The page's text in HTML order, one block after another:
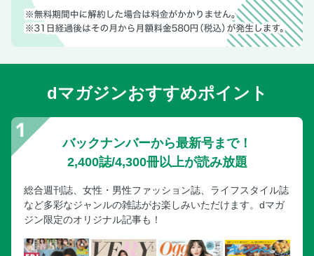
dマガジンおすすめポイント
バックナンバーから最新号まで！
2,400誌/4,300冊以上が読み放題
総合週刊誌、女性・男性ファッション誌、ライフスタイル誌
など多彩なジャンルの雑誌がお楽しみいただけます。dマガ
ジン限定のオリジナル記事も！